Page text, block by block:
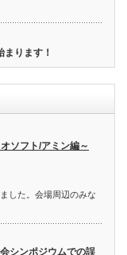
ります！
ソフト/アミン編～
した。会場周辺のみな
シンポジウムでの誤